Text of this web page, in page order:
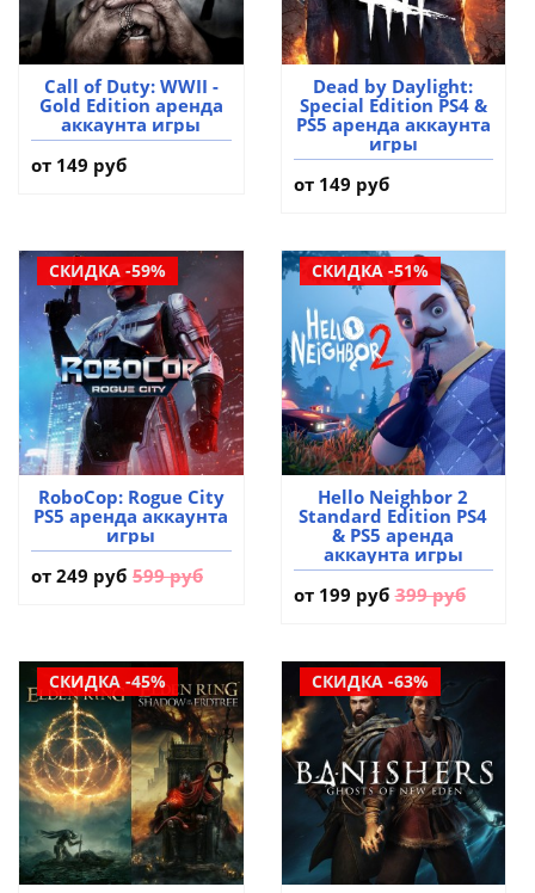
Call of Duty: WWII -
Gold Edition аренда
аккаунта игры
от 149 руб
Dead by Daylight:
Special Edition PS4 &
PS5 аренда аккаунта
игры
от 149 руб
СКИДКА -59%
RoboCop: Rogue City
PS5 аренда аккаунта
игры
от 249 руб 599 руб
СКИДКА -51%
Hello Neighbor 2
Standard Edition PS4
& PS5 аренда
аккаунта игры
от 199 руб 399 руб
СКИДКА -45% СКИДКА -63%